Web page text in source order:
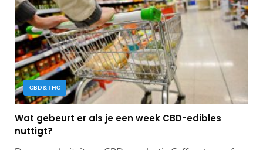
CBD & THC
Wat gebeurt er als je een week CBD-edibles
nuttigt?